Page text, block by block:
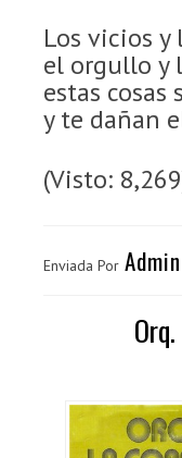
Los vicios y
el orgullo y
estas
y te dañan
(Visto:
Enviada Por Admin